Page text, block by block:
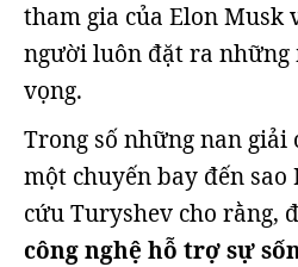
tham gia của Elon Musk
người luôn đặt ra những
vọng.
Trong số những nan giải
một chuyến bay đến sao
cứu Turyshev cho rằng,
công nghệ hỗ trợ sự